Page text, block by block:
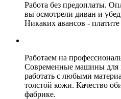
Работа без предоплаты.
вы осмотрели диван и
Никаких авансов - платите
Работаем на
Современные машины для
работать с любыми
толстой кожи. Качество
фабрике.